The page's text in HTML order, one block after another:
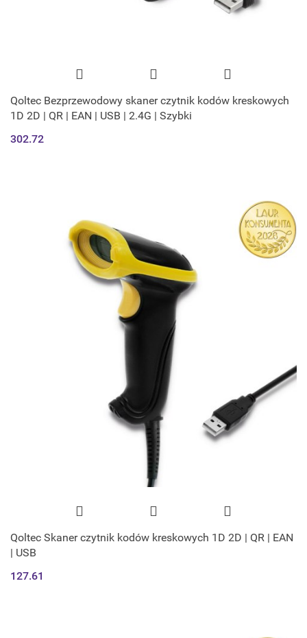
Qoltec Bezprzewodowy skaner czytnik kodów kreskowych
1D 2D | QR | EAN | USB | 2.4G | Szybki
302.72
Qoltec Skaner czytnik kodów kreskowych 1D 2D | QR | EAN
| USB
127.61